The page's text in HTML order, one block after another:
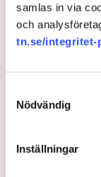
samlas in via
och
tn.se/integritet-
Nödvändig
Inställningar
AI-
sedan 28 juli.
aktionerna.
agerande på